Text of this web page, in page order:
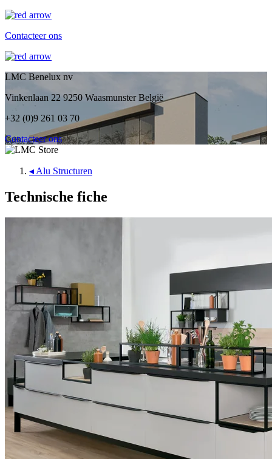
Contacteer ons
LMC Benelux nv
Vinkenlaan 22 9250 Waasmunster België
+32 (0)9 261 03 70
Contacteer ons
◂ Alu Structuren
Technische fiche